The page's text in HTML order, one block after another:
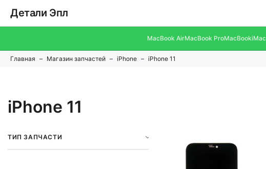
Детали Эпл
MacBook AirMacBook ProMacBookiMac
Главная Магазин запчастей iPhone iPhone 11
iPhone 11
ТИП ЗАПЧАСТИ